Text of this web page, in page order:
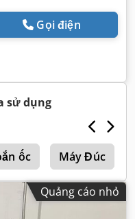
Gọi điện
sử dụng
ốc Máy Đúc
Quảng cáo nhỏ